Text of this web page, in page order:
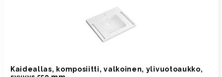
Kaideallas, komposiitti, valkoinen, ylivuotoaukko,